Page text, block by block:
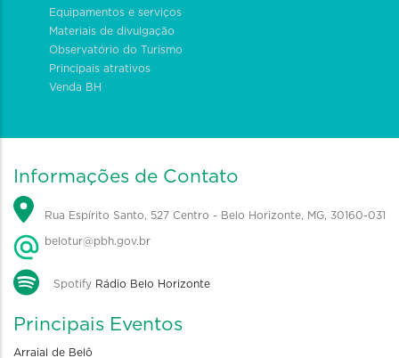
Equipamentos e serviços
Materiais de divulgação
Observatório do Turismo
Principais atrativos
Venda BH
Informações de Contato
Rua Espírito Santo, 527 Centro - Belo Horizonte, MG, 30160-031
belotur@pbh.gov.br
Spotify Rádio Belo Horizonte
Principais Eventos
Arraial de Belô